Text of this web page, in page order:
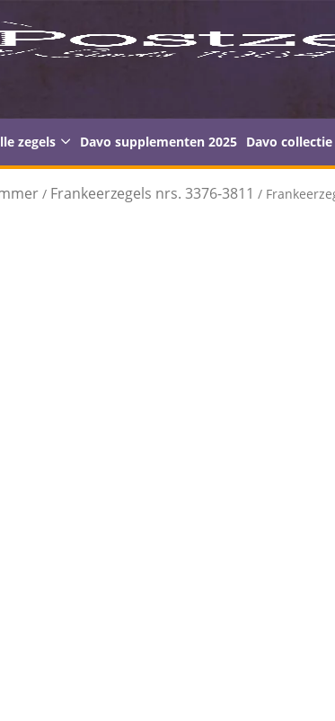
zegels Davo supplementen 2025 Davo collectie
/ Frankeerzegels nrs. 3376-3811 /